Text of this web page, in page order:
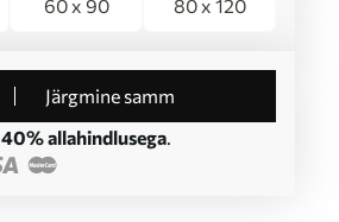
60 x 90 80 x 120
Järgmine samm
40% allahindlusega.